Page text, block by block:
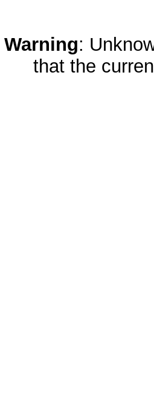
Warning:
that the